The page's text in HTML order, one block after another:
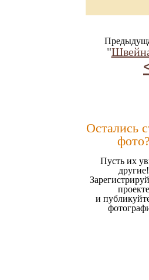
"
Остались
Пусть их
другие!
проекте
и